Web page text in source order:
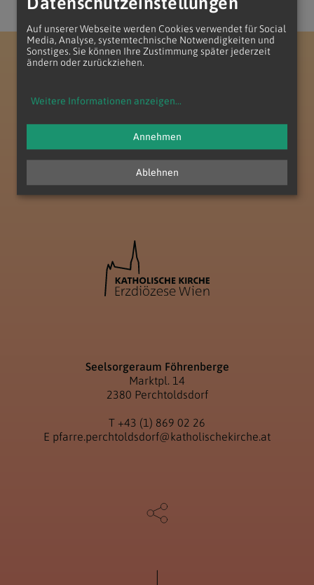
Erzdiözese Wien
Vikariat Süd - Unter dem Wienerwald
Dekanat Perchtoldsdorf
zum Anfang der Seite
Seelsorgeraum Föhrenberge
Marktpl. 14
2380 Perchtoldsdorf
T +43 (1) 869 02 26
E pfarre.perchtoldsdorf@katholischekirche.at
Auf unserer Webseite werden Cookies verwendet für Social
Media, Analyse, systemtechnische Notwendigkeiten und
Sonstiges. Sie können Ihre Zustimmung später jederzeit
ändern oder zurückziehen.
Weitere Informationen anzeigen...
Ablehnen
Annehmen